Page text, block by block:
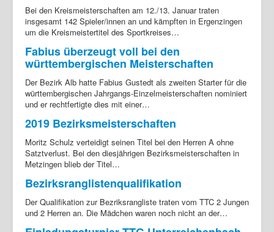
Bei den Kreismeisterschaften am 12./13. Januar traten
insgesamt 142 Spieler/innen an und kämpften in Ergenzingen
um die Kreismeistertitel des Sportkreises…
Fabius überzeugt voll bei den
württembergischen Meisterschaften
Der Bezirk Alb hatte Fabius Gustedt als zweiten Starter für die
württembergischen Jahrgangs-Einzelmeisterschaften nominiert
und er rechtfertigte dies mit einer…
2019 Bezirksmeisterschaften
Moritz Schulz verteidigt seinen Titel bei den Herren A ohne
Satztverlust. Bei den diesjährigen Bezirksmeisterschaften in
Metzingen blieb der Titel…
Bezirksranglistenqualifikation
Der Qualifikation zur Bezriksrangliste traten vom TTC 2 Jungen
und 2 Herren an. Die Mädchen waren noch nicht an der…